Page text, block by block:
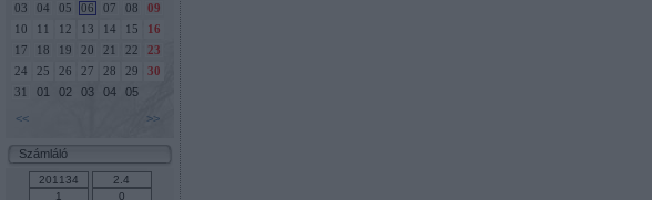
03
04 05 06 07 08
09
10
11 12 13 14 15
16
17
18 19 20 21 22
23
24
25 26 27 28 29
30
31
01 02 03 04
05
<<
>>
Számláló